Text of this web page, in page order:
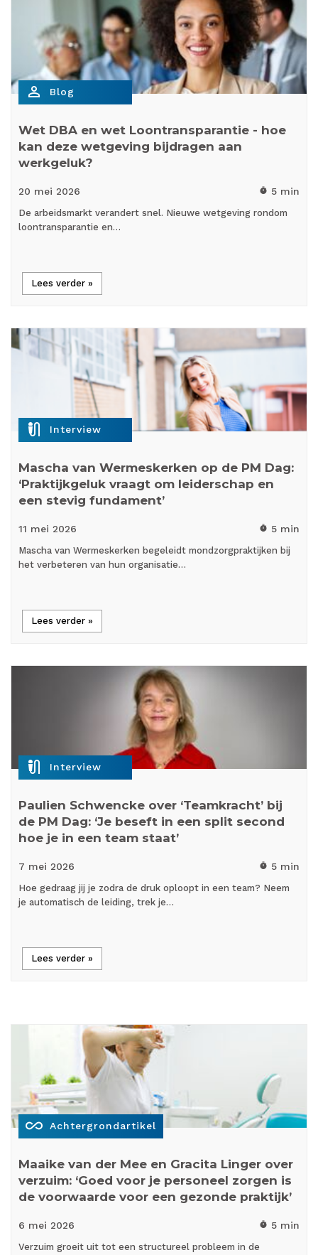
person_outline Blog
Wet DBA en wet Loontransparantie - hoe
kan deze wetgeving bijdragen aan
werkgeluk?
20 mei 2026 timer 5 min
De arbeidsmarkt verandert snel. Nieuwe wetgeving rondom
loontransparantie en…
Lees verder »
mic_external_on Interview
Mascha van Wermeskerken op de PM Dag:
‘Praktijkgeluk vraagt om leiderschap en
een stevig fundament’
11 mei 2026 timer 5 min
Mascha van Wermeskerken begeleidt mondzorgpraktijken bij
het verbeteren van hun organisatie…
Lees verder »
mic_external_on Interview
Paulien Schwencke over ‘Teamkracht’ bij
de PM Dag: ‘Je beseft in een split second
hoe je in een team staat’
7 mei 2026 timer 5 min
Hoe gedraag jij je zodra de druk oploopt in een team? Neem
je automatisch de leiding, trek je…
Lees verder »
all_inclusive Achtergrondartikel
Maaike van der Mee en Gracita Linger over
verzuim: ‘Goed voor je personeel zorgen is
de voorwaarde voor een gezonde praktijk’
6 mei 2026 timer 5 min
Verzuim groeit uit tot een structureel probleem in de